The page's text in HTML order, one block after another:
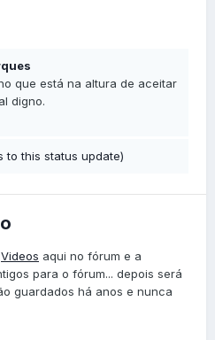
que está na altura de aceitar
digno.
to this status update)
Videos aqui no fórum e a
para o fórum... depois será
guardados há anos e nunca